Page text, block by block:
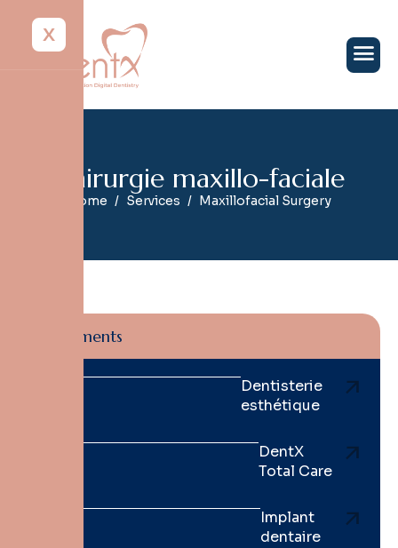
X
hirurgie maxillo-faciale
Home Services Maxillofacial Surgery
Traitements
Dentisterie
esthétique
DentX
Total Care
Implant
dentaire